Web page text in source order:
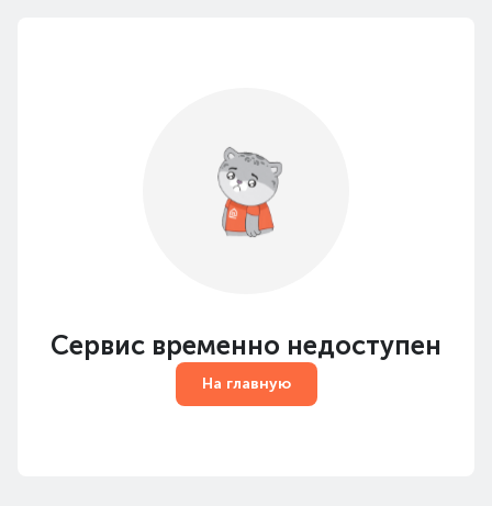
Сервис временно недоступен
На главную